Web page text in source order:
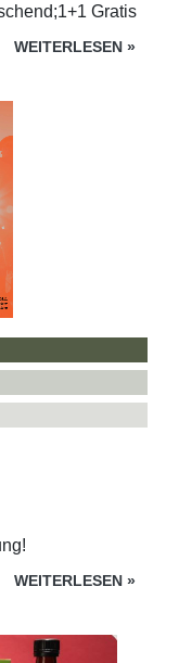
Gratis
WEITERLESEN »
WEITERLESEN »